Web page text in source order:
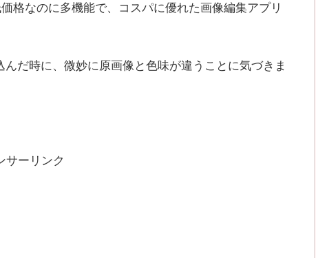
格なのに多機能で、コスパに優れた画像編集アプリ
だ時に、微妙に原画像と色味が違うことに気づきま
サーリンク